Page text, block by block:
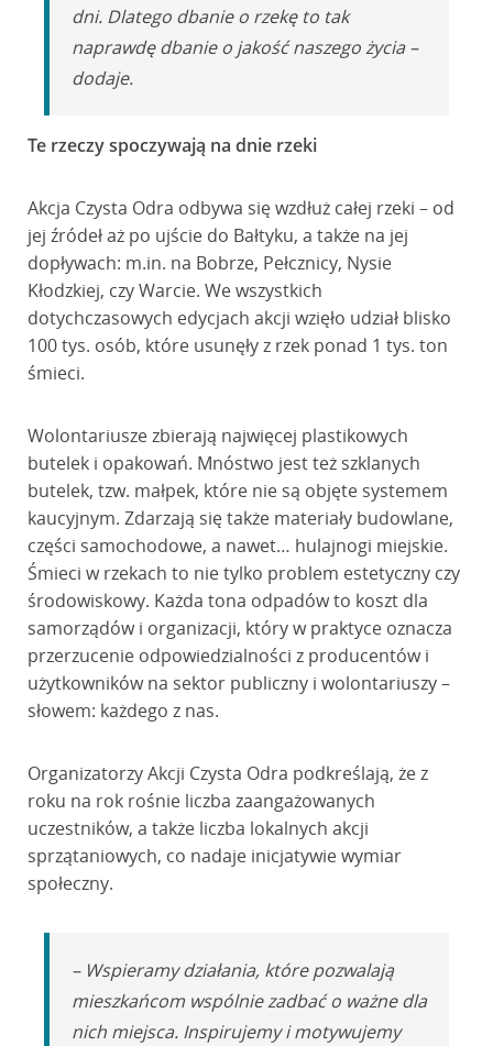
dni. Dlatego dbanie o rzekę to tak
naprawdę dbanie o jakość naszego życia –
dodaje.
Te rzeczy spoczywają na dnie rzeki
Akcja Czysta Odra odbywa się wzdłuż całej rzeki – od
jej źródeł aż po ujście do Bałtyku, a także na jej
dopływach: m.in. na Bobrze, Pełcznicy, Nysie
Kłodzkiej, czy Warcie. We wszystkich
dotychczasowych edycjach akcji wzięło udział blisko
100 tys. osób, które usunęły z rzek ponad 1 tys. ton
śmieci.
Wolontariusze zbierają najwięcej plastikowych
butelek i opakowań. Mnóstwo jest też szklanych
butelek, tzw. małpek, które nie są objęte systemem
kaucyjnym. Zdarzają się także materiały budowlane,
części samochodowe, a nawet… hulajnogi miejskie.
Śmieci w rzekach to nie tylko problem estetyczny czy
środowiskowy. Każda tona odpadów to koszt dla
samorządów i organizacji, który w praktyce oznacza
przerzucenie odpowiedzialności z producentów i
użytkowników na sektor publiczny i wolontariuszy –
słowem: każdego z nas.
Organizatorzy Akcji Czysta Odra podkreślają, że z
roku na rok rośnie liczba zaangażowanych
uczestników, a także liczba lokalnych akcji
sprzątaniowych, co nadaje inicjatywie wymiar
społeczny.
– Wspieramy działania, które pozwalają
mieszkańcom wspólnie zadbać o ważne dla
nich miejsca. Inspirujemy i motywujemy